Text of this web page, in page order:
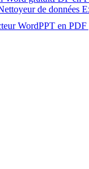
de données
WordPPT en PDF